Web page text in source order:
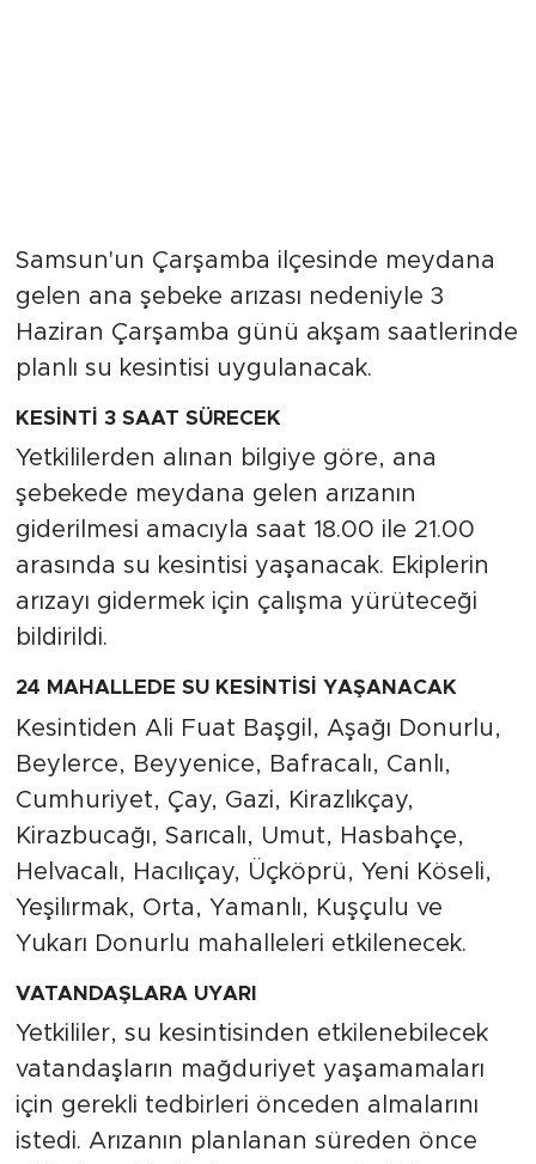
Samsun'un Çarşamba ilçesinde meydana
gelen ana şebeke arızası nedeniyle 3
Haziran Çarşamba günü akşam saatlerinde
planlı su kesintisi uygulanacak.
KESİNTİ 3 SAAT SÜRECEK
Yetkililerden alınan bilgiye göre, ana
şebekede meydana gelen arızanın
giderilmesi amacıyla saat 18.00 ile 21.00
arasında su kesintisi yaşanacak. Ekiplerin
arızayı gidermek için çalışma yürüteceği
bildirildi.
24 MAHALLEDE SU KESİNTİSİ YAŞANACAK
Kesintiden Ali Fuat Başgil, Aşağı Donurlu,
Beylerce, Beyyenice, Bafracalı, Canlı,
Cumhuriyet, Çay, Gazi, Kirazlıkçay,
Kirazbucağı, Sarıcalı, Umut, Hasbahçe,
Helvacalı, Hacılıçay, Üçköprü, Yeni Köseli,
Yeşilırmak, Orta, Yamanlı, Kuşçulu ve
Yukarı Donurlu mahalleleri etkilenecek.
VATANDAŞLARA UYARI
Yetkililer, su kesintisinden etkilenebilecek
vatandaşların mağduriyet yaşamamaları
için gerekli tedbirleri önceden almalarını
istedi. Arızanın planlanan süreden önce